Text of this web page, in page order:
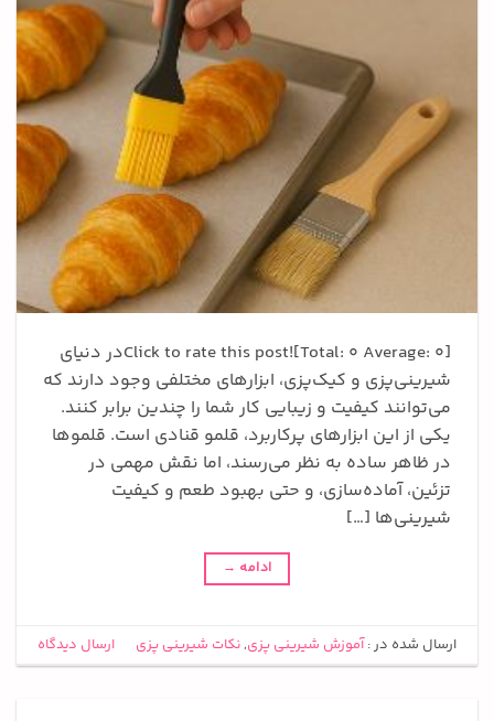
Click to rate this post![Total: 0 Average: 0]در دنیای
شیرینی‌پزی و کیک‌پزی، ابزارهای مختلفی وجود دارند که
می‌توانند کیفیت و زیبایی کار شما را چندین برابر کنند.
یکی از این ابزارهای پرکاربرد، قلمو قنادی است. قلموها
در ظاهر ساده به نظر می‌رسند، اما نقش مهمی در
تزئین، آماده‌سازی، و حتی بهبود طعم و کیفیت
شیرینی‌ها […]
ادامه →
ارسال شده در :آموزش شیرینی پزی,نکات شیرینی پزی ارسال دیدگاه